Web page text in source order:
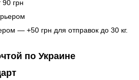
90 грн
— +50 грн для отправок до 30 кг.
по Украине